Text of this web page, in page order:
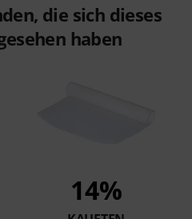
die sich dieses
haben
14%